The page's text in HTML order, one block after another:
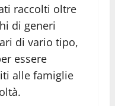
raccolti oltre
di generi
di vario tipo,
essere
alle famiglie